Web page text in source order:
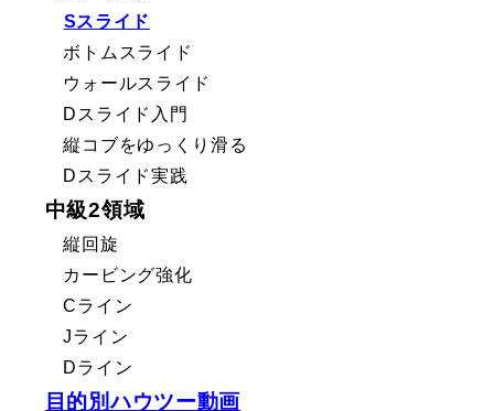
Sスライド
ボトムスライド
ウォールスライド
Dスライド入門
縦コブをゆっくり滑る
Dスライド実践
中級2領域
縦回旋
カービング強化
Cライン
Jライン
Dライン
目的別ハウツー動画